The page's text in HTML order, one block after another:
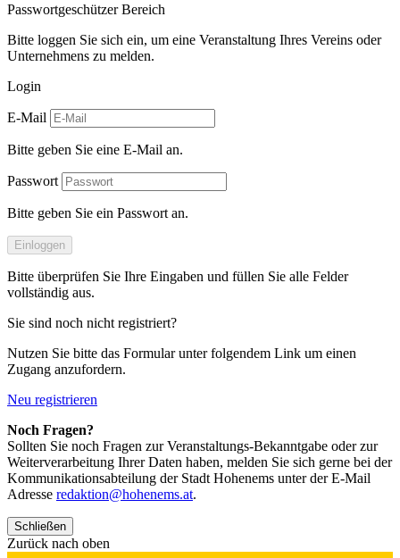
Passwortgeschützer Bereich
Bitte loggen Sie sich ein, um eine Veranstaltung Ihres Vereins oder
Unternehmens zu melden.
Login
E-Mail
Bitte geben Sie eine E-Mail an.
Passwort
Bitte geben Sie ein Passwort an.
Einloggen
Bitte überprüfen Sie Ihre Eingaben und füllen Sie alle Felder
vollständig aus.
Sie sind noch nicht registriert?
Nutzen Sie bitte das Formular unter folgendem Link um einen
Zugang anzufordern.
Neu registrieren
Noch Fragen?
Sollten Sie noch Fragen zur Veranstaltungs-Bekanntgabe oder zur
Weiterverarbeitung Ihrer Daten haben, melden Sie sich gerne bei der
Kommunikationsabteilung der Stadt Hohenems unter der E-Mail
Adresse redaktion@hohenems.at.
Schließen
Zurück nach oben